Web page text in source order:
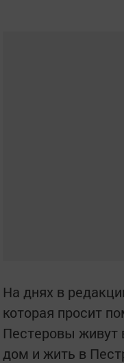
На днях в
которая просит
Пестеровы живут
дом и жить в